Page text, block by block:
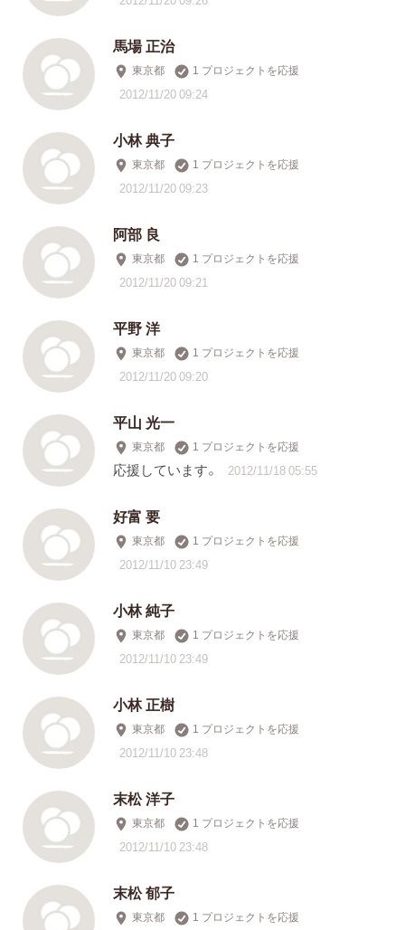
馬場 正治
東京都 1 プロジェクトを応援
2012/11/20 09:24
小林 典子
東京都 1 プロジェクトを応援
2012/11/20 09:23
阿部 良
東京都 1 プロジェクトを応援
2012/11/20 09:21
平野 洋
東京都 1 プロジェクトを応援
2012/11/20 09:20
平山 光一
東京都 1 プロジェクトを応援
応援しています。 2012/11/18 05:55
好富 要
東京都 1 プロジェクトを応援
2012/11/10 23:49
小林 純子
東京都 1 プロジェクトを応援
2012/11/10 23:49
小林 正樹
東京都 1 プロジェクトを応援
2012/11/10 23:48
末松 洋子
東京都 1 プロジェクトを応援
2012/11/10 23:48
末松 郁子
東京都 1 プロジェクトを応援